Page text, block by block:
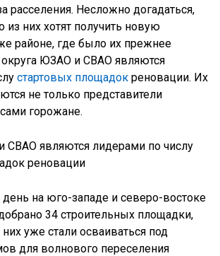
расселения. Несложно догадаться,
из них хотят получить новую
районе, где было их прежнее
ЮЗАО и СВАО являются
стартовых площадок реновации. Их
не только представители
горожане.
на юго-западе и северо-востоке
34 строительных площадки,
уже стали осваиваться под
для волнового переселения